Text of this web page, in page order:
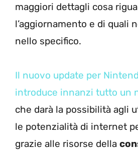
maggiori dettagli cosa
l’aggiornamento e di quali
nello specifico.
Il nuovo update per
introduce innanzi tutto un
che darà la possibilità agli
le potenzialità di internet
grazie alle risorse della